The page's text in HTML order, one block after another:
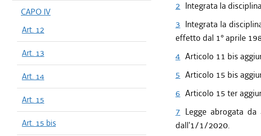
CAPO IV
Art. 12
Art. 13
Art. 14
Art. 15
Art. 15 bis
2 Integrata la
3 Integrata la
effetto dal 1° aprile
4 Articolo 11 bis
5 Articolo 15 bis
6 Articolo 15 ter
7 Legge abrogata
dall'1/1/2020.